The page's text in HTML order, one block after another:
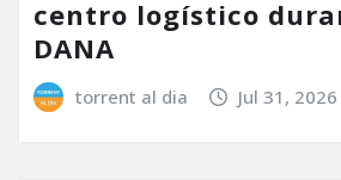
centro logístico
DANA
torrent al dia Jul 31, 2026